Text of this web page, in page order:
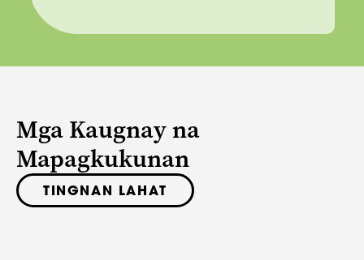
Mga Kaugnay na
Mapagkukunan
TINGNAN LAHAT